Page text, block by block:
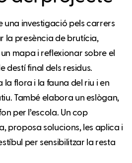
una investigació pels carrers
la presència de brutícia,
mapa i reflexionar sobre el
destí final dels residus.
la flora i la fauna del riu i en
També elabora un eslògan,
per l’escola. Un cop
proposa solucions, les aplica i
per sensibilitzar la resta